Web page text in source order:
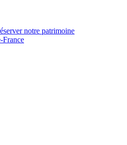
notre patrimoine
France